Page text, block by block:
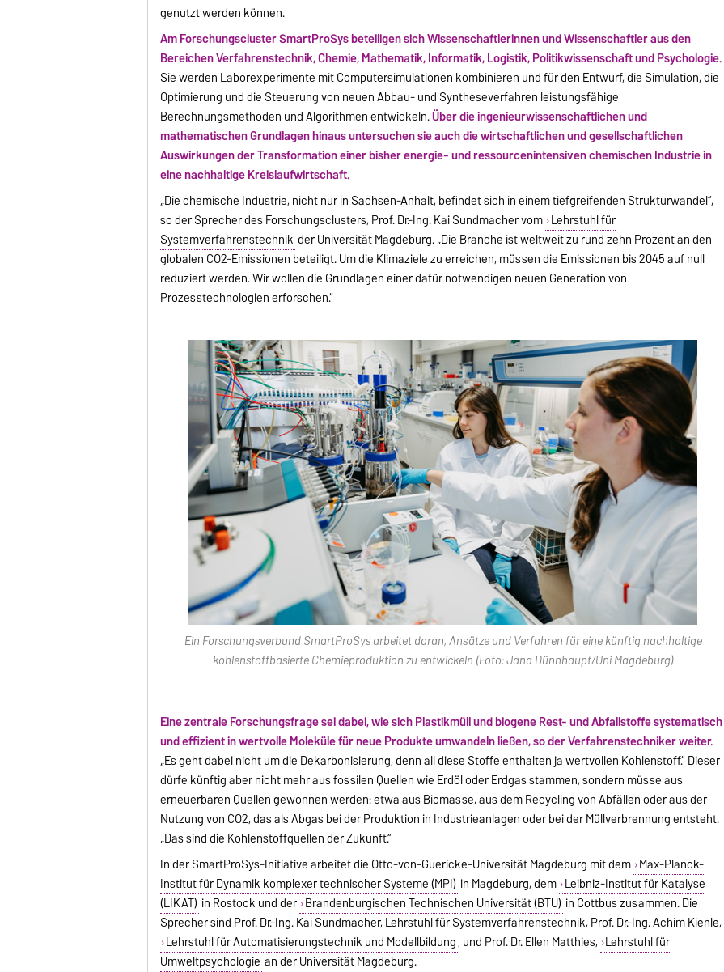
genutzt werden können.
Am Forschungscluster SmartProSys beteiligen sich Wissenschaftlerinnen und Wissenschaftler aus den
Bereichen Verfahrenstechnik, Chemie, Mathematik, Informatik, Logistik, Politikwissenschaft und Psychologie.
Sie werden Laborexperimente mit Computersimulationen kombinieren und für den Entwurf, die Simulation, die
Optimierung und die Steuerung von neuen Abbau- und Syntheseverfahren leistungsfähige
Berechnungsmethoden und Algorithmen entwickeln.Über die ingenieurwissenschaftlichen und
mathematischen Grundlagen hinaus untersuchen sie auch die wirtschaftlichen und gesellschaftlichen
Auswirkungen der Transformation einer bisher energie- und ressourcenintensiven chemischen Industrie in
eine nachhaltige Kreislaufwirtschaft.
„Die chemische Industrie, nicht nur in Sachsen-Anhalt, befindet sich in einem tiefgreifenden Strukturwandel“,
so der Sprecher des Forschungsclusters, Prof. Dr.-Ing. Kai Sundmacher vom Lehrstuhl für
Systemverfahrenstechnik der Universität Magdeburg. „Die Branche ist weltweit zu rund zehn Prozent an den
globalen CO2-Emissionen beteiligt. Um die Klimaziele zu erreichen, müssen die Emissionen bis 2045 auf null
reduziert werden. Wir wollen die Grundlagen einer dafür notwendigen neuen Generation von
Prozesstechnologien erforschen.“
Ein Forschungsverbund SmartProSys arbeitet daran, Ansätze und Verfahren für eine künftig nachhaltige
kohlenstoffbasierte Chemieproduktion zu entwickeln (Foto: Jana Dünnhaupt/Uni Magdeburg)
Eine zentrale Forschungsfrage sei dabei, wie sich Plastikmüll und biogene Rest- und Abfallstoffe systematisch
und effizient in wertvolle Moleküle für neue Produkte umwandeln ließen, so der Verfahrenstechniker weiter.
„Es geht dabei nicht um die Dekarbonisierung, denn all diese Stoffe enthalten ja wertvollen Kohlenstoff.“ Dieser
dürfe künftig aber nicht mehr aus fossilen Quellen wie Erdöl oder Erdgas stammen, sondern müsse aus
erneuerbaren Quellen gewonnen werden: etwa aus Biomasse, aus dem Recycling von Abfällen oder aus der
Nutzung von CO2, das als Abgas bei der Produktion in Industrieanlagen oder bei der Müllverbrennung entsteht.
„Das sind die Kohlenstoffquellen der Zukunft.“
In der SmartProSys-Initiative arbeitet die Otto-von-Guericke-Universität Magdeburg mit dem Max-Planck-
Institut für Dynamik komplexer technischer Systeme (MPI) in Magdeburg, dem Leibniz-Institut für Katalyse
(LIKAT) in Rostock und der Brandenburgischen Technischen Universität (BTU) in Cottbus zusammen. Die
Sprecher sind Prof. Dr.-Ing. Kai Sundmacher, Lehrstuhl für Systemverfahrenstechnik, Prof. Dr.-Ing. Achim Kienle,
Lehrstuhl für Automatisierungstechnik und Modellbildung, und Prof. Dr. Ellen Matthies, Lehrstuhl für
Umweltpsychologie an der Universität Magdeburg.